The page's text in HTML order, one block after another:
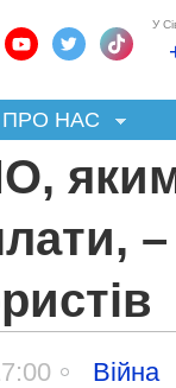
У
ПРО НАС
–
Війна